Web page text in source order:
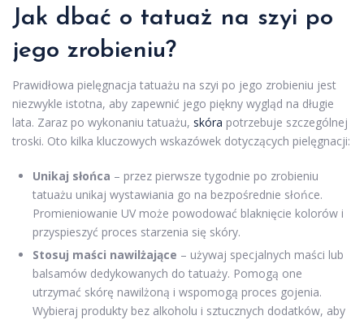
Jak dbać o tatuaż na szyi po
jego zrobieniu?
Prawidłowa pielęgnacja tatuażu na szyi po jego zrobieniu jest
niezwykle istotna, aby zapewnić jego piękny wygląd na długie
lata. Zaraz po wykonaniu tatuażu, skóra potrzebuje szczególnej
troski. Oto kilka kluczowych wskazówek dotyczących pielęgnacji:
Unikaj słońca – przez pierwsze tygodnie po zrobieniu
tatuażu unikaj wystawiania go na bezpośrednie słońce.
Promieniowanie UV może powodować blaknięcie kolorów i
przyspieszyć proces starzenia się skóry.
Stosuj maści nawilżające – używaj specjalnych maści lub
balsamów dedykowanych do tatuaży. Pomogą one
utrzymać skórę nawilżoną i wspomogą proces gojenia.
Wybieraj produkty bez alkoholu i sztucznych dodatków, aby